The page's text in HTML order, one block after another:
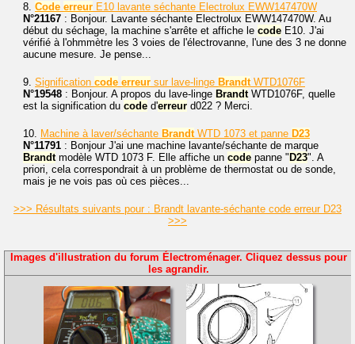
8. Code erreur E10 lavante séchante Electrolux EWW147470W
N°21167 : Bonjour. Lavante séchante Electrolux EWW147470W. Au
début du séchage, la machine s'arrête et affiche le code E10. J'ai
vérifié à l'ohmmètre les 3 voies de l'électrovanne, l'une des 3 ne donne
aucune mesure. Je pense...
9. Signification code erreur sur lave-linge BrandtWTD1076F
N°19548 : Bonjour. A propos du lave-linge BrandtWTD1076F, quelle
est la signification du code d'erreur d022 ? Merci.
10. Machine à laver/séchante BrandtWTD 1073 et panne D23
N°11791 : Bonjour J'ai une machine lavante/séchante de marque
Brandtmodèle WTD 1073 F. Elle affiche un code panne " D23". A
priori, cela correspondrait à un problème de thermostat ou de sonde,
mais je ne vois pas où ces pièces...
>>> Résultats suivants pour : Brandt lavante-séchante code erreur D23
>>>
Images d'illustration du forum Électroménager. Cliquez dessus pour
les agrandir.